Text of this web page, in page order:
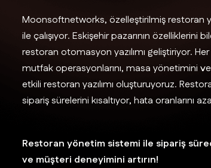
Moonsoftnetworks, özelleştirilmiş restoran
ile çalışıyor. Eskişehir pazarının
restoran otomasyon yazılımı geliştiriyor.
mutfak operasyonlarını, masa yönetimini
etkili restoran yazılımı oluşturuyoruz.
sipariş sürelerini kısaltıyor, hata oranlarını
Restoran yönetim sistemi ile sipariş
ve müşteri deneyimini artırın!